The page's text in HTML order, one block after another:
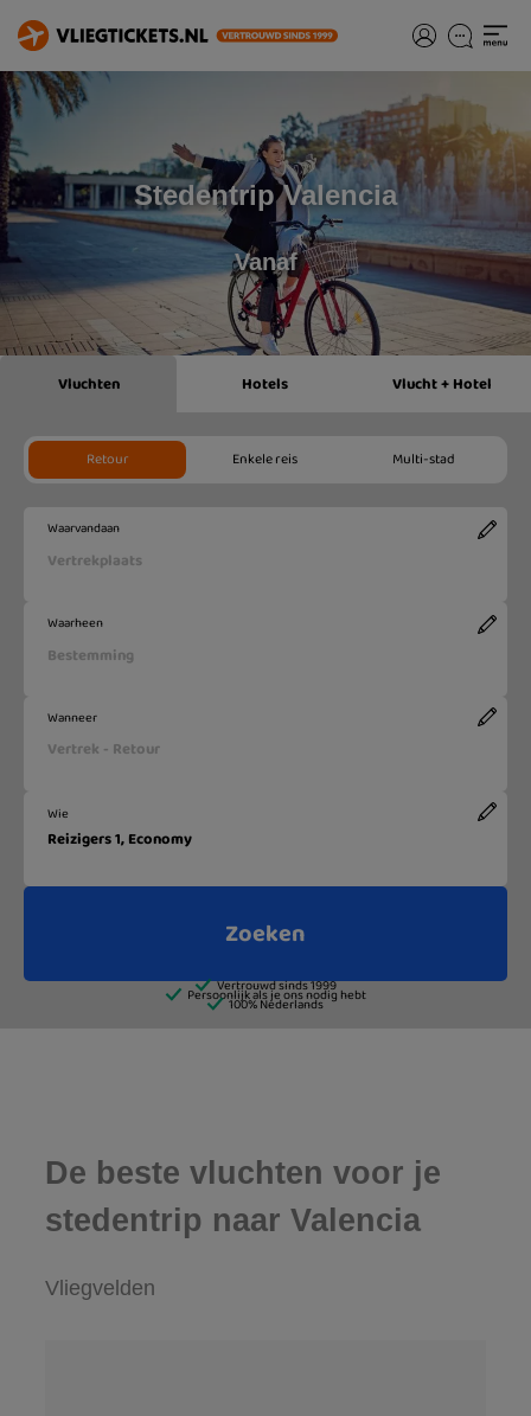
Stedentrip Valencia
Vanaf
De beste vluchten voor je
stedentrip naar Valencia
Vliegvelden